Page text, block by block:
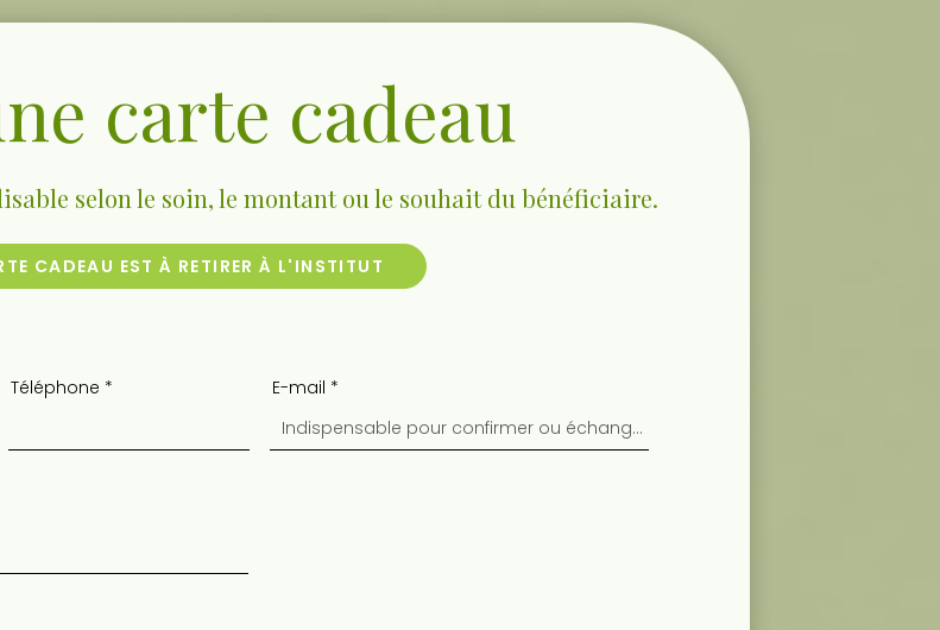
carte cadeau
selon le soin, le montant ou le souhait du bénéficiaire.
CADEAU EST À RETIRER À L'INSTITUT
Téléphone E-mail